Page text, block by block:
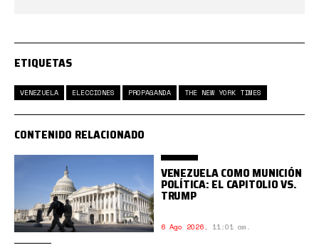
ETIQUETAS
VENEZUELA ELECCIONES PROPAGANDA THE NEW YORK TIMES
CONTENIDO RELACIONADO
VENEZUELA COMO MUNICIÓN
POLÍTICA: EL CAPITOLIO VS.
TRUMP
6 Ago 2026, 11:01 am.